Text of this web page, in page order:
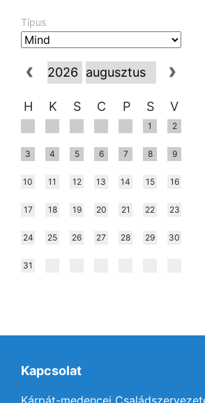
Típus
H K S C P S V
1 2
3 4 5 6 7 8 9
10 11 12 13 14 15 16
17 18 19 20 21 22 23
24 25 26 27 28 29 30
31
Kapcsolat
Kárpát-medencei